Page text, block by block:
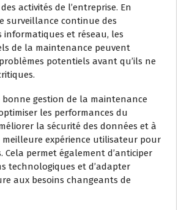
activités de l’entreprise. En
surveillance continue des
informatiques et réseau, les
de la maintenance peuvent
potentiels avant qu’ils ne
bonne gestion de la maintenance
les performances du
la sécurité des données et à
expérience utilisateur pour
Cela permet également d’anticiper
technologiques et d’adapter
aux besoins changeants de